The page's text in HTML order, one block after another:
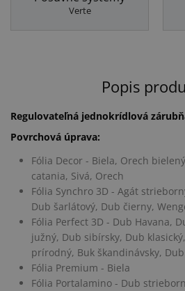
Verte
Popis
Regulovateľná jednokrídlová
Povrchová úprava:
Fólia Decor - Biela, Orech
catania, Sivá, Orech
Fólia Synchro 3D - Agát
Dub šarlátový, Dub čierny,
Fólia Perfect 3D - Dub Havana,
južný, Dub sibírsky, Dub
prírodný, Buk škandinávsky,
Fólia Premium - Biela
Fólia Portalamino - Dub